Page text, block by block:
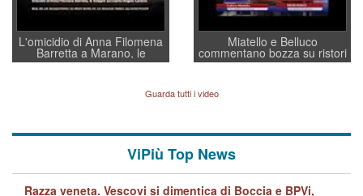
L'omicidio di Anna Filomena
Barretta a Marano, le
indagini dei carabinieri di
Lavarra: più avvincenti di
quelle di... Barbara D'Urso
Miatello e Belluco
commentano bozza su ristori
BPVi e Veneto Banca
Guarda tutti i video
ViPiù Top News
Razza veneta. Vescovi si dimentica di Boccia e BPVi,